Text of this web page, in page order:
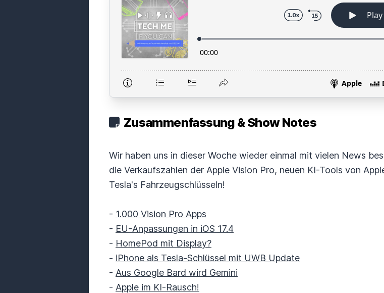
Zusammenfassung & Show Notes
Wir haben uns in dieser Woche wieder einmal mit vielen News
die Verkaufszahlen der Apple Vision Pro, neuen KI-Tools von
Tesla's Fahrzeugschlüsseln!
- 1.000 Vision Pro Apps
- EU-Anpassungen in iOS 17.4
- HomePod mit Display?
- iPhone als Tesla-Schlüssel mit UWB Update
- Aus Google Bard wird Gemini
- Apple im KI-Rausch!